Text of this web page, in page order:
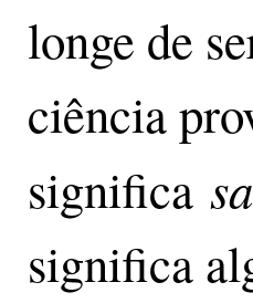
longe de
ciência
significa
significa